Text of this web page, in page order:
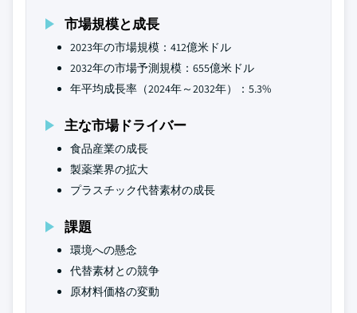
市場規模と成長
2023年の市場規模：412億米ドル
2032年の市場予測規模：655億米ドル
年平均成長率（2024年～2032年）：5.3%
主な市場ドライバー
食品産業の成長
製薬業界の拡大
プラスチック代替素材の成長
課題
環境への懸念
代替素材との競争
原材料価格の変動